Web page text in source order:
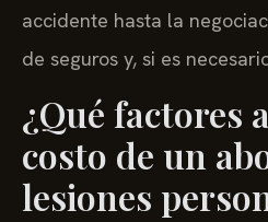
accidente hasta la
de seguros y, si es
¿Qué factores
costo de un
lesiones